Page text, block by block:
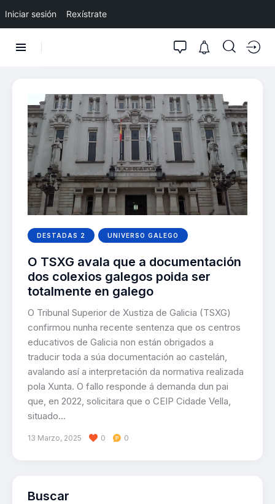
Iniciar sesión Rexístrate
DESTADAS 2 UNIVERSO GALEGO
O TSXG avala que a documentación
dos colexios galegos poida ser
totalmente en galego
O Tribunal Superior de Xustiza de Galicia (TSXG)
confirmou nunha recente sentenza que os centros
educativos de Galicia non están obrigados a
traducir toda a súa documentación ao castelán,
avalando así a interpretación da normativa realizada
pola Xunta. O fallo responde á demanda dun pai
que, en 2022, solicitara que o CEIP Cidade Vella,
situado…
13 Marzo, 2025 0 0
Buscar